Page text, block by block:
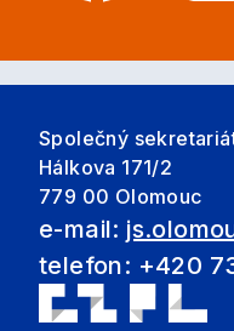
Společný
Hálkova 171/2
779 00 Olomouc
e-mail:
telefon: +420